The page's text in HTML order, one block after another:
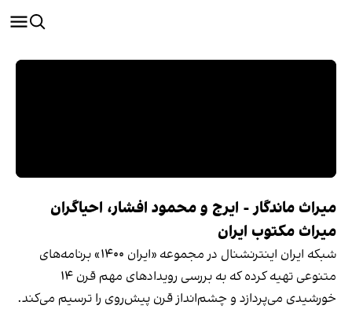
میراث ماندگار - ایرج و محمود افشار، احیاگران
میراث مکتوب ایران
شبکه ایران اینترنشنال در مجموعه «ایران ۱۴۰۰» برنامه‌های
متنوعی تهیه کرده که به بررسی رویدادهای مهم قرن ۱۴
خورشیدی می‌پردازد و چشم‌انداز قرن پیش‌روی را ترسیم می‌کند.